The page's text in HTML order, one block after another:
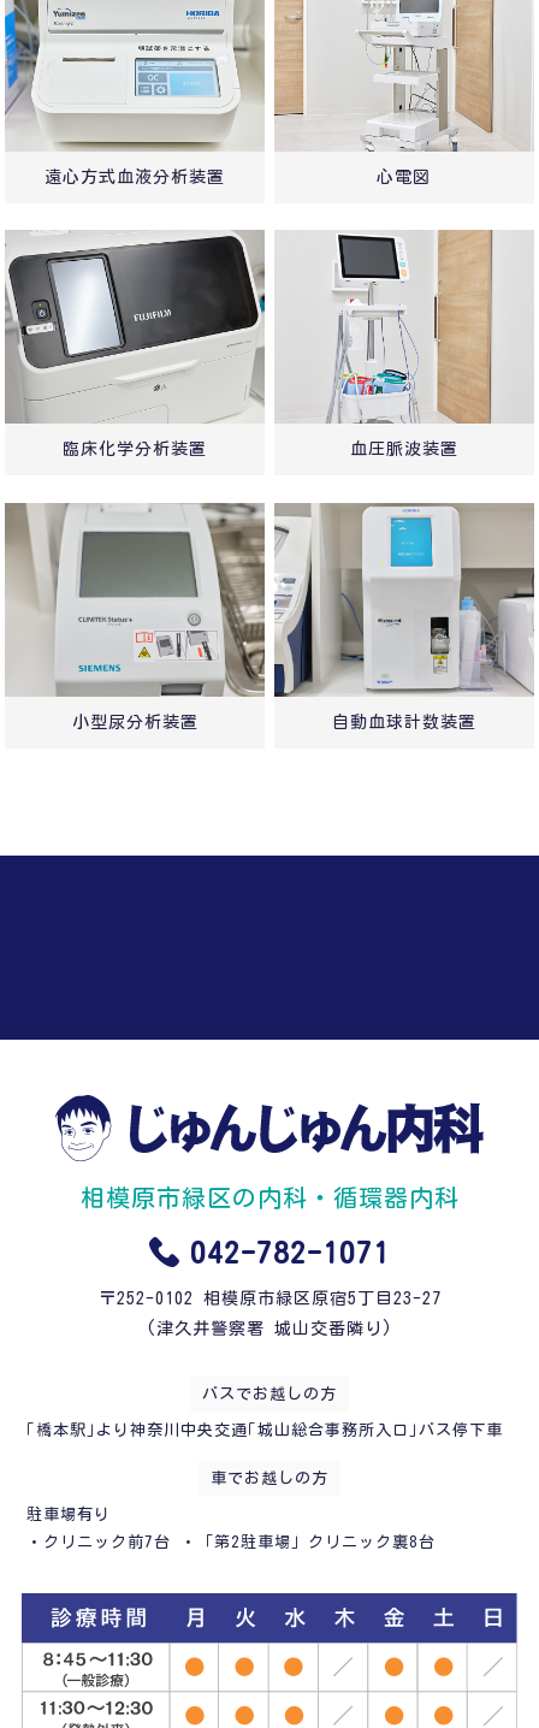
遠心方式血液分析装置 心電図
臨床化学分析装置 血圧脈波装置
小型尿分析装置 自動血球計数装置
相模原市緑区の内科・循環器内科
042-782-1071
〒252-0102 相模原市緑区原宿5丁目23-27
(津久井警察署 城山交番隣り)
バスでお越しの方
｢橋本駅｣より神奈川中央交通｢城山総合事務所入口｣バス停下車
車でお越しの方
駐車場有り
・クリニック前7台 ・「第2駐車場」クリニック裏8台